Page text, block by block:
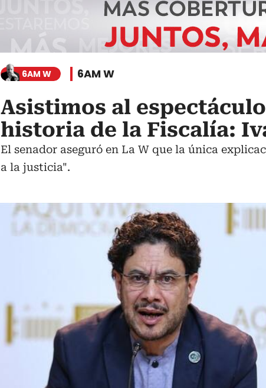
6AM W 6AM W
Asistimos al
historia de la Fiscalía:
El senador aseguró en La W que la única
a la justicia".